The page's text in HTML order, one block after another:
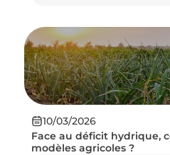
Face au déficit hydrique,
modèles agricoles ?
10/03/2026